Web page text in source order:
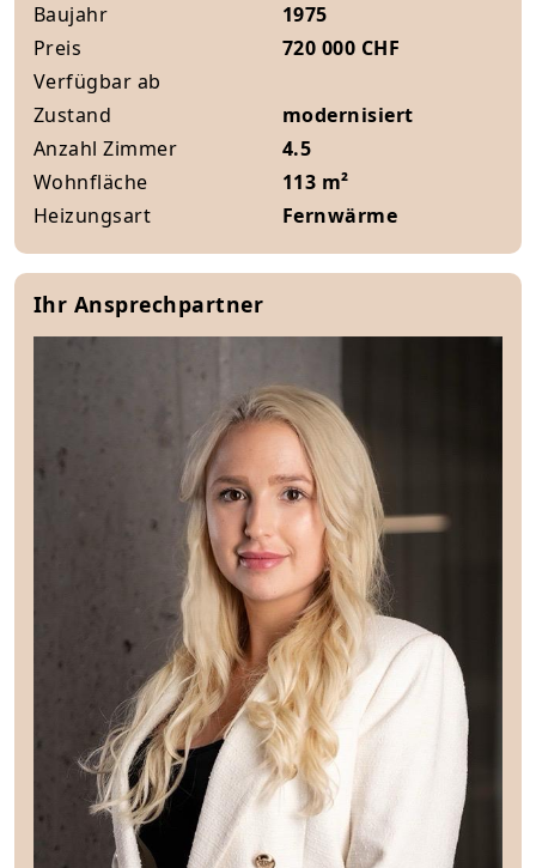
Baujahr
1975
Preis
720 000 CHF
Verfügbar ab
Zustand
modernisiert
Anzahl Zimmer
4.5
Wohnfläche
113 m²
Heizungsart
Fernwärme
Ihr Ansprechpartner